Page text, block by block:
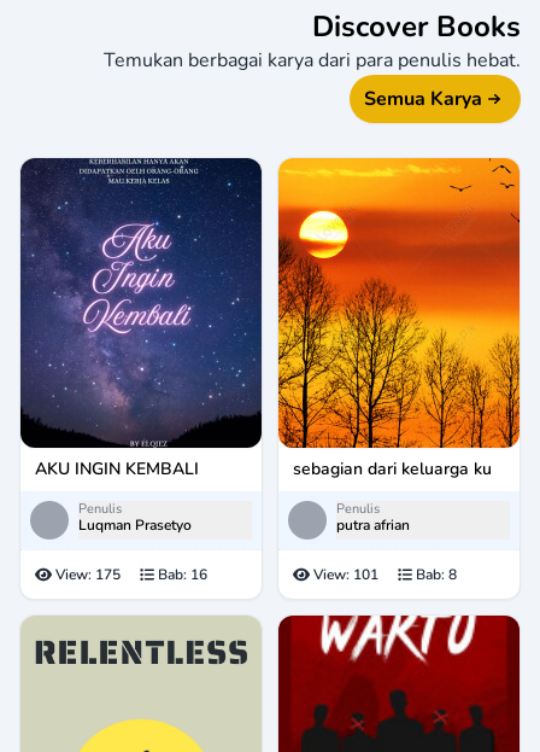
Discover Books
Temukan berbagai karya dari para penulis hebat.
Semua Karya
AKU INGIN KEMBALI
Penulis
Luqman Prasetyo
View: 175 Bab: 16
sebagian dari keluarga ku
Penulis
putra afrian
View: 101 Bab: 8